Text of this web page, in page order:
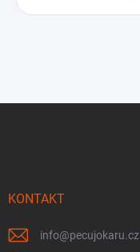
KONTAKT
info@pecujokaru.cz